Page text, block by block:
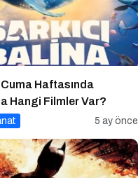
Haftasında
Hangi Filmler Var?
5 ay önce